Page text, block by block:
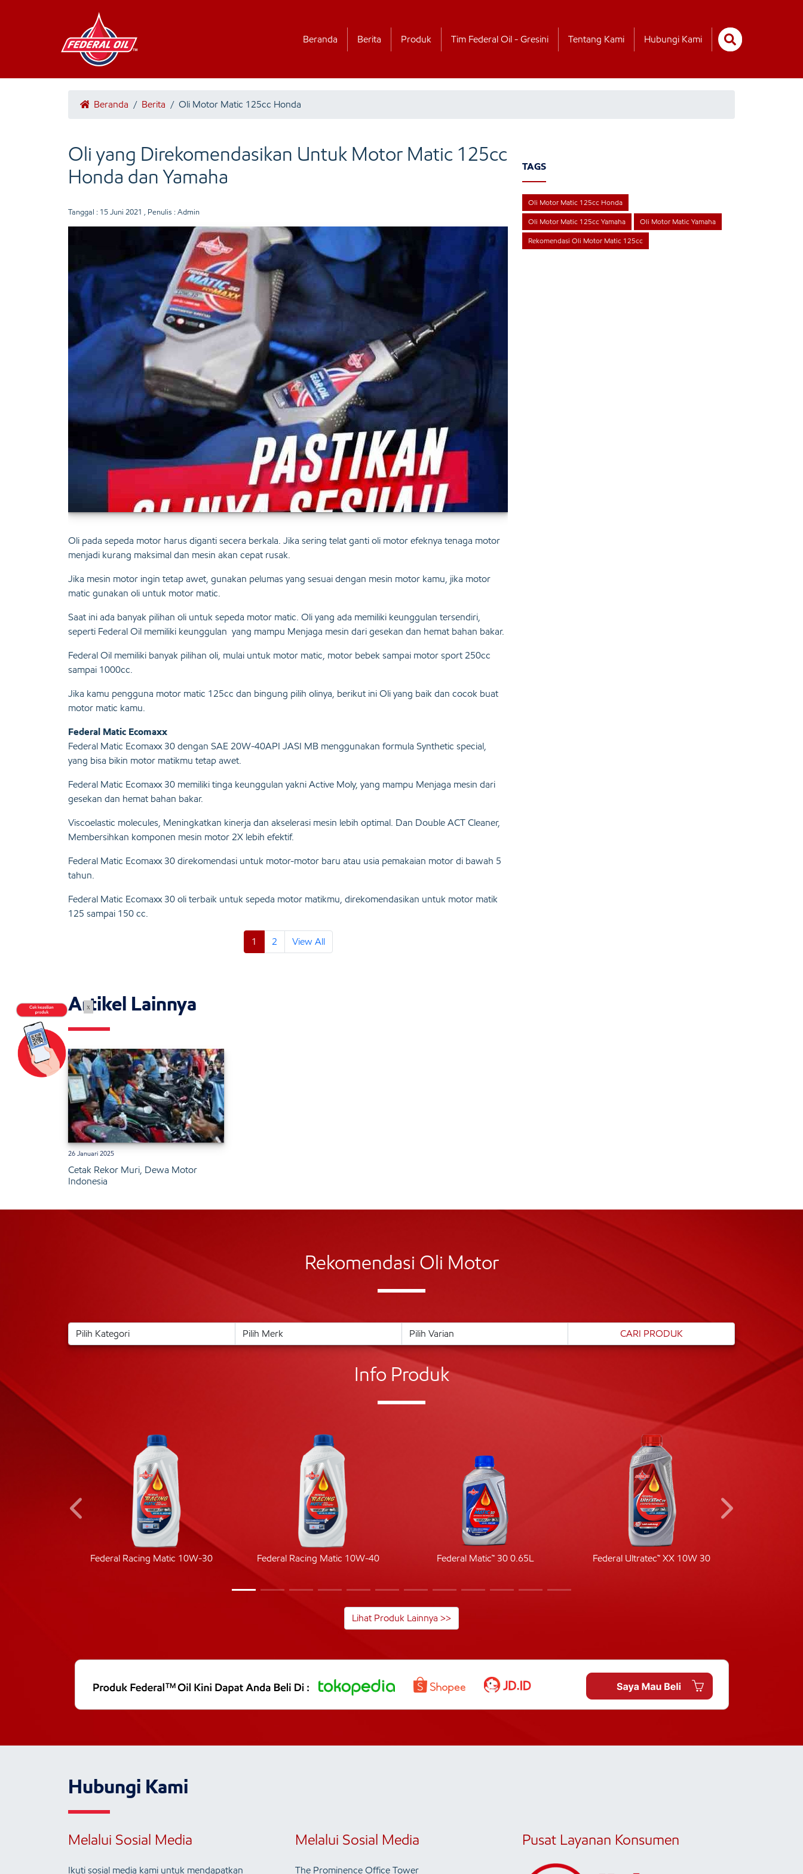
Beranda Berita Produk Tim Federal Oil - Gresini Tentang Kami Hubungi Kami
Beranda / Berita / Oli Motor Matic 125cc Honda
Oli yang Direkomendasikan Untuk Motor Matic 125cc
Honda dan Yamaha
Tanggal : 15 Juni 2021 , Penulis : Admin
Oli pada sepeda motor harus diganti secera berkala. Jika sering telat ganti oli motor efeknya tenaga motor
menjadi kurang maksimal dan mesin akan cepat rusak.
Jika mesin motor ingin tetap awet, gunakan pelumas yang sesuai dengan mesin motor kamu, jika motor
matic gunakan oli untuk motor matic.
Saat ini ada banyak pilihan oli untuk sepeda motor matic. Oli yang ada memiliki keunggulan tersendiri,
seperti Federal Oil memiliki keunggulan yang mampu Menjaga mesin dari gesekan dan hemat bahan bakar.
Federal Oil memiliki banyak pilihan oli, mulai untuk motor matic, motor bebek sampai motor sport 250cc
sampai 1000cc.
Jika kamu pengguna motor matic 125cc dan bingung pilih olinya, berikut ini Oli yang baik dan cocok buat
motor matic kamu.
Federal Matic Ecomaxx
Federal Matic Ecomaxx 30 dengan SAE 20W-40API JASI MB menggunakan formula Synthetic special,
yang bisa bikin motor matikmu tetap awet.
Federal Matic Ecomaxx 30 memiliki tinga keunggulan yakni Active Moly, yang mampu Menjaga mesin dari
gesekan dan hemat bahan bakar.
Viscoelastic molecules, Meningkatkan kinerja dan akselerasi mesin lebih optimal. Dan Double ACT Cleaner,
Membersihkan komponen mesin motor 2X lebih efektif.
Federal Matic Ecomaxx 30 direkomendasi untuk motor-motor baru atau usia pemakaian motor di bawah 5
tahun.
Federal Matic Ecomaxx 30 oli terbaik untuk sepeda motor matikmu, direkomendasikan untuk motor matik
125 sampai 150 cc.
1 2 View All
TAGS
Oli Motor Matic 125cc Honda
Oli Motor Matic 125cc Yamaha Oli Motor Matic Yamaha
Rekomendasi Oli Motor Matic 125cc
Artikel Lainnya
26 Januari 2025
Cetak Rekor Muri, Dewa Motor
Indonesia
Rekomendasi Oli Motor
Info Produk
Federal Racing Matic 10W-30 Federal Racing Matic 10W-40 Federal Matic™ 30 0.65L Federal Ultratec™ XX 10W 30
Lihat Produk Lainnya >>
Hubungi Kami
Melalui Sosial Media
Ikuti sosial media kami untuk mendapatkan
Melalui Sosial Media
The Prominence Office Tower
Pusat Layanan Konsumen
x